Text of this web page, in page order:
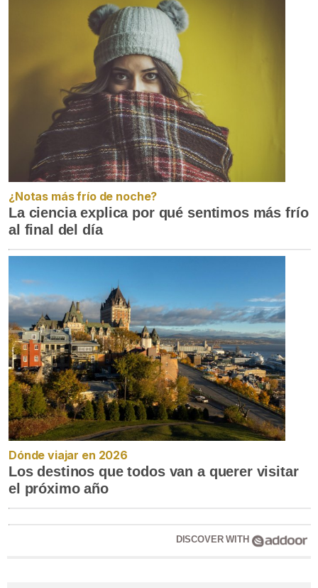
¿Notas más frío de noche?
La ciencia explica por qué sentimos más frío
al final del día
Dónde viajar en 2026
Los destinos que todos van a querer visitar
el próximo año
DISCOVER WITH